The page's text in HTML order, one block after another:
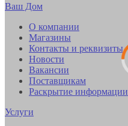
Ваш Дом
О компании
Магазины
Контакты и реквизиты
Новости
Вакансии
Поставщикам
Раскрытие информации
Услуги